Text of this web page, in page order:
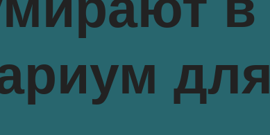
для